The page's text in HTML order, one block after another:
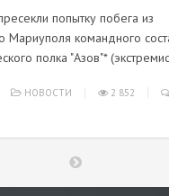
попытку побега из
Мариуполя командного
полка "Азов"*
НОВОСТИ 2 852